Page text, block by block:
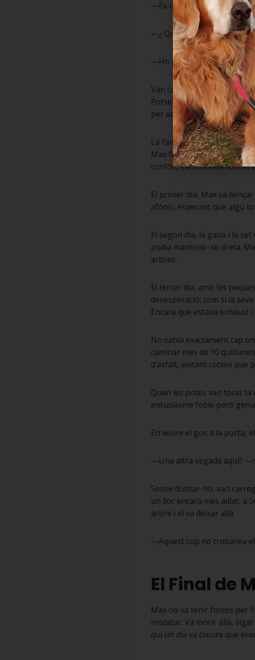
—És un problema. Ningú
—¿ Què farem amb ell?
—Ho portarem lluny.
Van carregar Max al cotxe.
Potser anava a passejar
per acomiadar-se’n.
La família va conduir fins a
Max fins a un arbre. Va
confós, mentre veia com el
El primer dia, Max va
afònic, esperant que algú
El segon dia, la gana i la
podia mantenir-se dreta.
arbres.
El tercer dia, amb les
desesperació, com si la
Encara que estava exhaust
No sabia exactament cap
caminar més de 10
d’asfalt, evitant cotxes que
Quan les potes van tocar la
entusiasme feble però
En veure el gos a la porta,
—Una altra vegada aquí?
Sense dubtar-ho, van
un lloc encara més aïllat, a
arbre i el va deixar allà.
—Aquest cop no trobareu
El Final de
Max no va tenir forces per
rescatar. Va morir allà,
qui un dia va creure que